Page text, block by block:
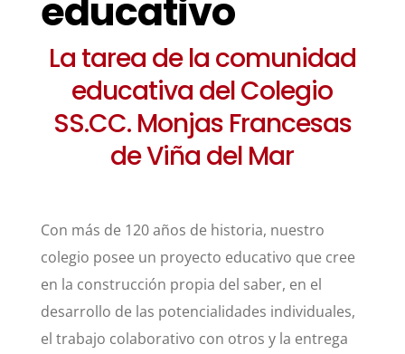
educativo
La tarea de la comunidad
educativa del Colegio
SS.CC. Monjas Francesas
de Viña del Mar
Con más de 120 años de historia, nuestro
colegio posee un proyecto educativo que cree
en la construcción propia del saber, en el
desarrollo de las potencialidades individuales,
el trabajo colaborativo con otros y la entrega